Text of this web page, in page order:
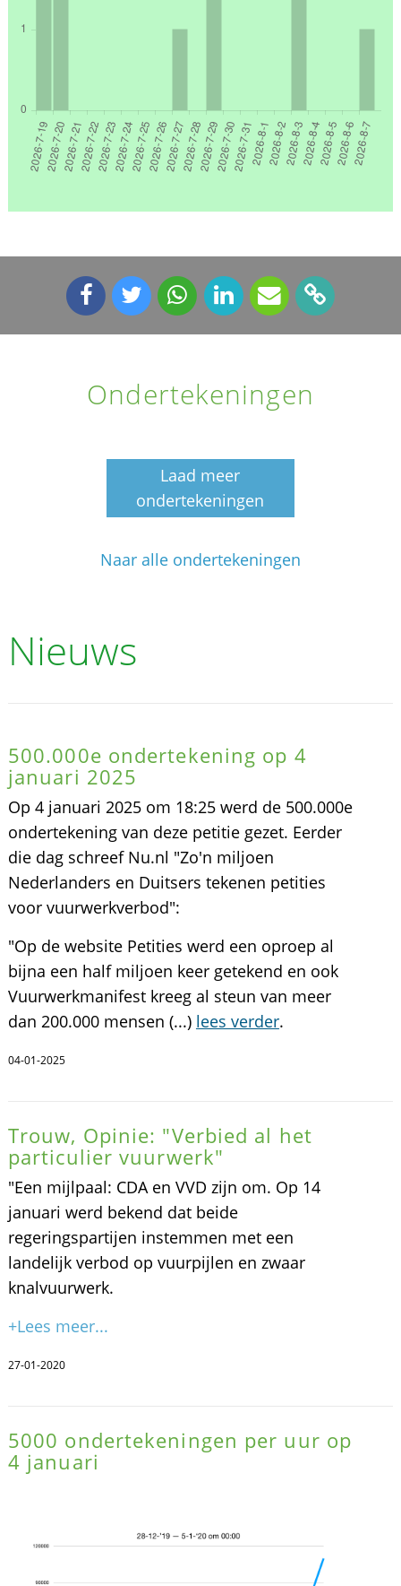
Ondertekeningen
Laad meer
ondertekeningen
Naar alle ondertekeningen
Nieuws
500.000e ondertekening op 4
januari 2025
Op 4 januari 2025 om 18:25 werd de 500.000e
ondertekening van deze petitie gezet. Eerder
die dag schreef Nu.nl "Zo'n miljoen
Nederlanders en Duitsers tekenen petities
voor vuurwerkverbod":
"Op de website Petities werd een oproep al
bijna een half miljoen keer getekend en ook
Vuurwerkmanifest kreeg al steun van meer
dan 200.000 mensen (...) lees verder.
04-01-2025
Trouw, Opinie: "Verbied al het
particulier vuurwerk"
"Een mijlpaal: CDA en VVD zijn om. Op 14
januari werd bekend dat beide
regeringspartijen instemmen met een
landelijk verbod op vuurpijlen en zwaar
knalvuurwerk.
+Lees meer...
27-01-2020
5000 ondertekeningen per uur op
4 januari